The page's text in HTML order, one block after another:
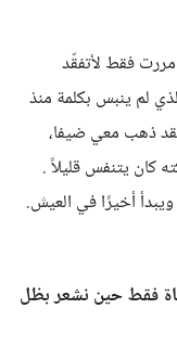
فقط لأتفقّد
لم ينبس بكلمة منذ
ذهب معي ضيفا،
كان يتنفس قليلاً .
أخيرًا في العيش.
فقط حين نشعر بظل